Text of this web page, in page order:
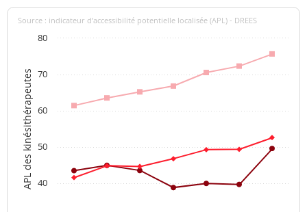
APL des kinésithérapeutes
Source : indicateur d’accessibilité potentielle localisée (APL) - DREES
40
50
60
70
80